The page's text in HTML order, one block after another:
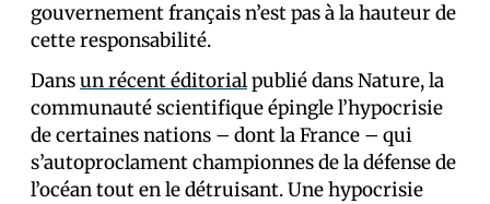
gouvernement français n’est pas à la hauteur de
cette responsabilité.
Dansun récent éditorialpublié dans Nature, la
communauté scientifique épingle l’hypocrisie
de certaines nations – dont la France – qui
s’autoproclament championnes de la défense de
l’océan tout en le détruisant. Une hypocrisie